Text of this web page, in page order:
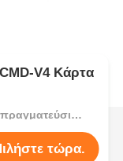
V4 Κάρτα
Τιμή：Διαπραγματεύσιμος
τώρα.